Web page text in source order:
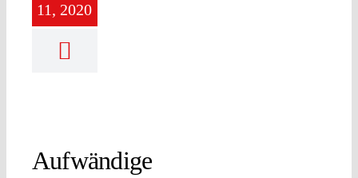
11, 2020
Aufwändige